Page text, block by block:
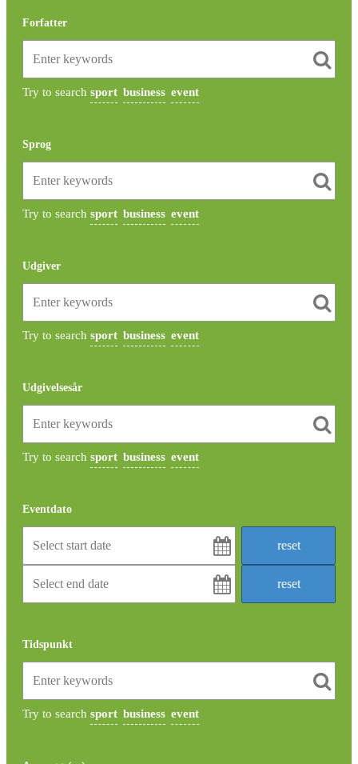
Forfatter
Try to search sport business event
Sprog
Try to search sport business event
Udgiver
Try to search sport business event
Udgivelsesår
Try to search sport business event
Eventdato
Tidspunkt
Try to search sport business event